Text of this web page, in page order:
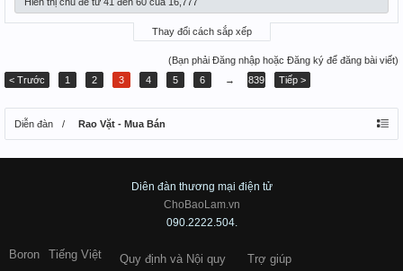
Thay đổi cách sắp xếp
(Bạn phải Đăng nhập hoặc Đăng ký để đăng bài viết)
< Trước
1 2 3 4 5 6 → 839 Tiếp >
Diễn đàn Rao Vặt - Mua Bán
Diên đàn thương mại điện tử
ChoBaoLam.vn
090.2222.504.
Boron Tiếng Việt Quy định và Nội quy Trợ giúp